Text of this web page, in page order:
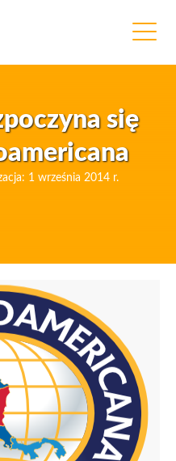
się
1 września 2014 r.